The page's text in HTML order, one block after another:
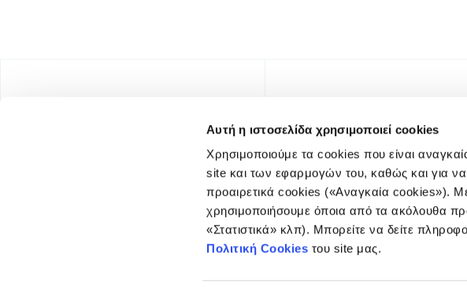
Αυτή η ιστοσελίδα χρησιμοποιεί cookies
Χρησιμοποιούμε τα cookies που είναι
site και των εφαρμογών του, καθώς και για
προαιρετικά cookies («Αναγκαία cookies»).
χρησιμοποιήσουμε όποια από τα ακόλουθα
«Στατιστικά» κλπ). Μπορείτε να δείτε
Πολιτική Cookies του site μας.